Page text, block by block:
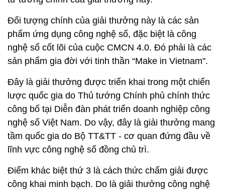
Đối tượng chính của giải thưởng này là các sản
phẩm ứng dụng công nghệ số, đặc biệt là công
nghệ số cốt lõi của cuộc CMCN 4.0. Đó phải là các
sản phẩm gia đời với tinh thần “Make in Vietnam".
Đây là giải thưởng được triển khai trong một chiến
lược quốc gia do Thủ tướng Chính phủ chính thức
công bố tại Diễn đàn phát triển doanh nghiệp công
nghệ số Việt Nam. Do vậy, đây là giải thưởng mang
tầm quốc gia do Bộ TT&TT - cơ quan đứng đầu về
lĩnh vực công nghệ số đồng chủ trì.
Điểm khác biệt thứ 3 là cách thức chấm giải được
công khai minh bạch. Do là giải thưởng công nghệ